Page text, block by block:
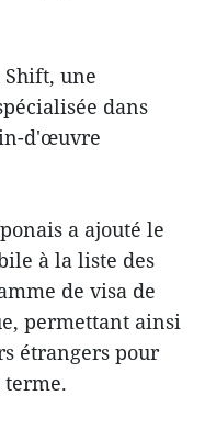
Shift, une
dans
d'œuvre
a ajouté le
à la liste des
de visa de
permettant ainsi
étrangers pour
terme.